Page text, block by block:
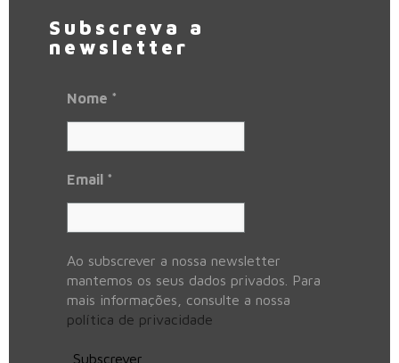
Subscreva a
newsletter
Nome *
Email *
Ao subscrever a nossa newsletter
mantemos os seus dados privados. Para
mais informações, consulte a nossa
política de privacidade